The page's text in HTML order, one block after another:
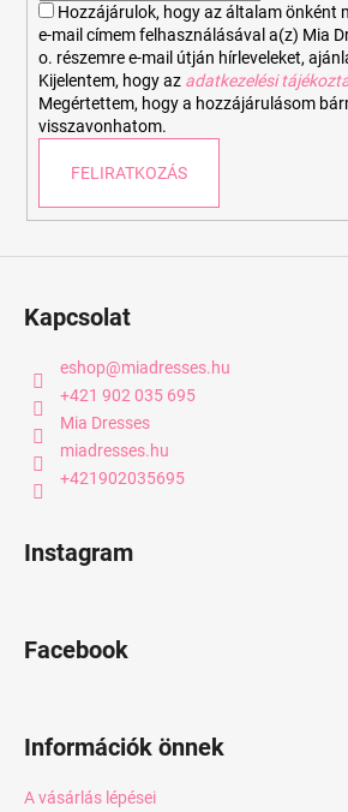
Hozzájárulok, hogy az általam önként
e-mail címem felhasználásával a(z) Mia
o. részemre e-mail útján hírleveleket,
Kijelentem, hogy az adatkezelési
Megértettem, hogy a hozzájárulásom
visszavonhatom.
FELIRATKOZÁS
Kapcsolat
eshop@miadresses.hu
+421 902 035 695
Mia Dresses
miadresses.hu
+421902035695
Instagram
Facebook
Információk önnek
A vásárlás lépései